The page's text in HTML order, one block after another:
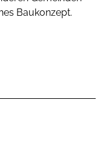
Baukonzept.